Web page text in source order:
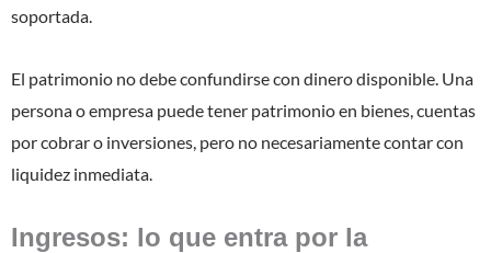
soportada.
El patrimonio no debe confundirse con dinero disponible. Una
persona o empresa puede tener patrimonio en bienes, cuentas
por cobrar o inversiones, pero no necesariamente contar con
liquidez inmediata.
Ingresos: lo que entra por la